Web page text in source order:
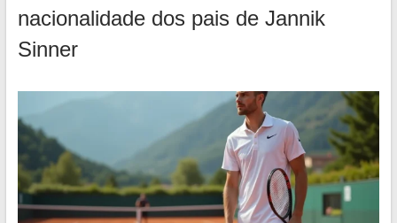
nacionalidade dos pais de Jannik
Sinner